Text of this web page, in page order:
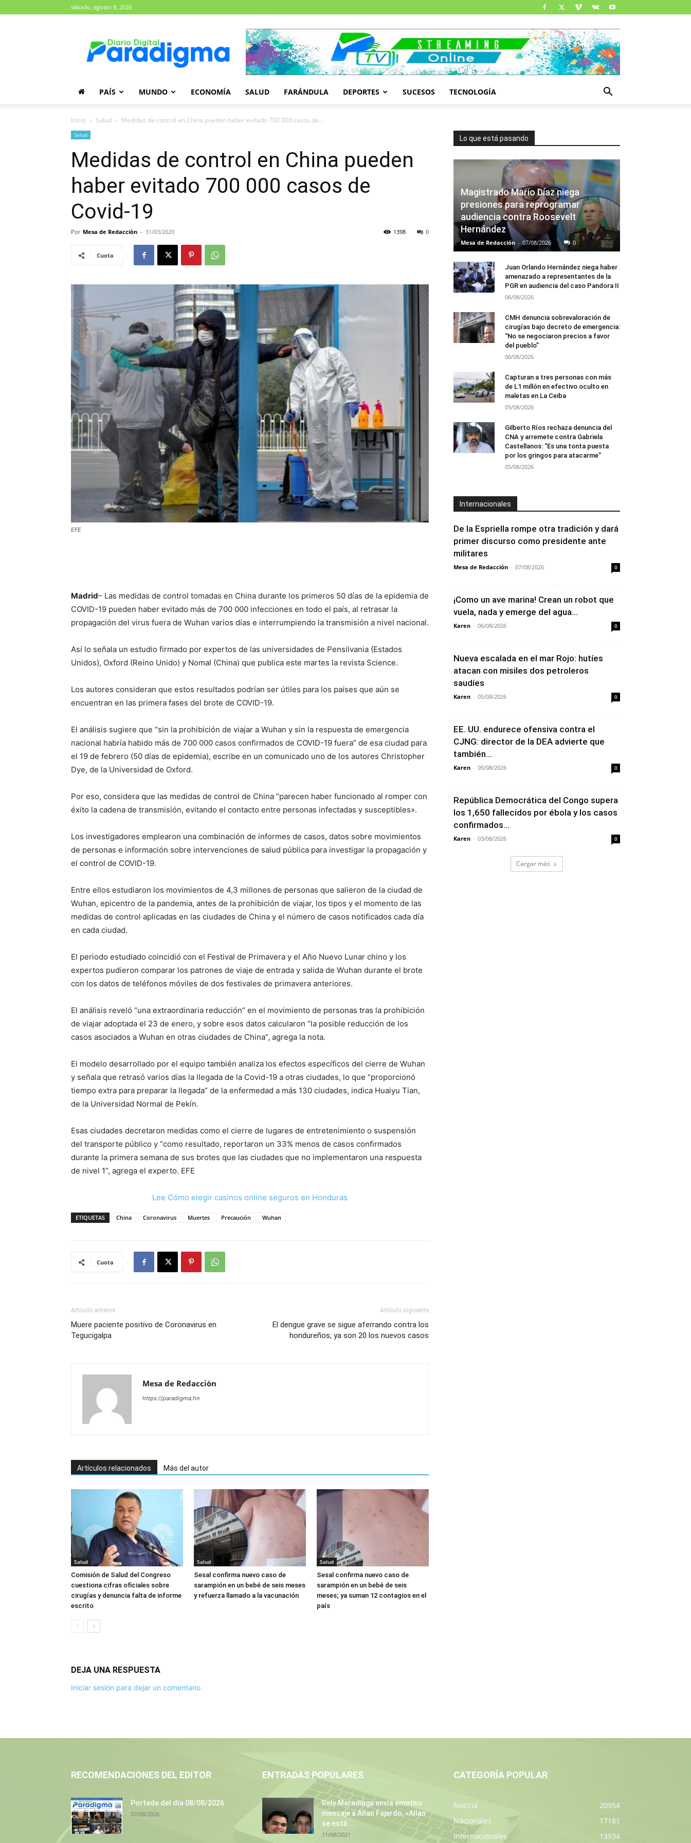
sábado, agosto 8, 2026
Paradigma
PAÍS MUNDO ECONOMÍA SALUD FARÁNDULA DEPORTES SUCESOS TECNOLOGÍA
Inicio Salud Medidas de control en China pueden haber evitado 700 000 casos de...
Salud
Medidas de control en China pueden
haber evitado 700 000 casos de
Covid-19
Por Mesa de Redacciòn - 31/03/2020 0
1398
Cuota
EFE
Madrid– Las medidas de control tomadas en China durante los primeros 50 días de la epidemia de
COVID-19 pueden haber evitado más de 700 000 infecciones en todo el país, al retrasar la
propagación del virus fuera de Wuhan varios días e interrumpiendo la transmisión a nivel nacional.
Así lo señala un estudio firmado por expertos de las universidades de Pensilvania (Estados
Unidos), Oxford (Reino Unido) y Nomal (China) que publica este martes la revista Science.
Los autores consideran que estos resultados podrían ser útiles para los países que aún se
encuentran en las primera fases del brote de COVID-19.
El análisis sugiere que “sin la prohibición de viajar a Wuhan y sin la respuesta de emergencia
nacional habría habido más de 700 000 casos confirmados de COVID-19 fuera” de esa ciudad para
el 19 de febrero (50 días de epidemia), escribe en un comunicado uno de los autores Christopher
Dye, de la Universidad de Oxford.
Por eso, considera que las medidas de control de China “parecen haber funcionado al romper con
éxito la cadena de transmisión, evitando el contacto entre personas infectadas y susceptibles».
Los investigadores emplearon una combinación de informes de casos, datos sobre movimientos
de personas e información sobre intervenciones de salud pública para investigar la propagación y
el control de COVID-19.
Entre ellos estudiaron los movimientos de 4,3 millones de personas que salieron de la ciudad de
Wuhan, epicentro de la pandemia, antes de la prohibición de viajar, los tipos y el momento de las
medidas de control aplicadas en las ciudades de China y el número de casos notificados cada día
en cada ciudad.
El periodo estudiado coincidió con el Festival de Primavera y el Año Nuevo Lunar chino y los
expertos pudieron comparar los patrones de viaje de entrada y salida de Wuhan durante el brote
con los datos de teléfonos móviles de dos festivales de primavera anteriores.
El análisis reveló “una extraordinaria reducción” en el movimiento de personas tras la prohibición
de viajar adoptada el 23 de enero, y sobre esos datos calcularon “la posible reducción de los
casos asociados a Wuhan en otras ciudades de China”, agrega la nota.
El modelo desarrollado por el equipo también analiza los efectos específicos del cierre de Wuhan
y señala que retrasó varios días la llegada de la Covid-19 a otras ciudades, lo que “proporcionó
tiempo extra para preparar la llegada” de la enfermedad a más 130 ciudades, indica Huaiyu Tian,
de la Universidad Normal de Pekín.
Esas ciudades decretaron medidas como el cierre de lugares de entretenimiento o suspensión
del transporte público y “como resultado, reportaron un 33% menos de casos confirmados
durante la primera semana de sus brotes que las ciudades que no implementaron una respuesta
de nivel 1”, agrega el experto. EFE
Lee Cómo elegir casinos online seguros en Honduras
ETIQUETAS China Coronavirus Muertes Precaución Wuhan
Cuota
Artículo anterior
Muere paciente positivo de Coronavirus en
Tegucigalpa
Artículo siguiente
El dengue grave se sigue aferrando contra los
hondureños, ya son 20 los nuevos casos
Mesa de Redacciòn
https://paradigma.hn
Artículos relacionados Más del autor
Salud
Comisión de Salud del Congreso
cuestiona cifras oficiales sobre
cirugías y denuncia falta de informe
escrito
Salud
Sesal confirma nuevo caso de
sarampión en un bebé de seis meses
y refuerza llamado a la vacunación
Salud
Sesal confirma nuevo caso de
sarampión en un bebé de seis
meses; ya suman 12 contagios en el
país
DEJA UNA RESPUESTA
Iniciar sesión para dejar un comentario
Lo que está pasando
Magistrado Mario Díaz niega
presiones para reprogramar
audiencia contra Roosevelt
Hernández
Mesa de Redacción - 07/08/2026 0
Juan Orlando Hernández niega haber
amenazado a representantes de la
PGR en audiencia del caso Pandora II
06/08/2026
CMH denuncia sobrevaloración de
cirugías bajo decreto de emergencia:
“No se negociaron precios a favor
del pueblo”
06/08/2026
Capturan a tres personas con más
de L1 millón en efectivo oculto en
maletas en La Ceiba
05/08/2026
Gilberto Ríos rechaza denuncia del
CNA y arremete contra Gabriela
Castellanos: “Es una tonta puesta
por los gringos para atacarme”
05/08/2026
Internacionales
De la Espriella rompe otra tradición y dará
primer discurso como presidente ante
militares
Mesa de Redacción - 07/08/2026 0
¡Como un ave marina! Crean un robot que
vuela, nada y emerge del agua...
Karen - 06/08/2026 0
Nueva escalada en el mar Rojo: hutíes
atacan con misiles dos petroleros
saudíes
Karen - 05/08/2026 0
EE. UU. endurece ofensiva contra el
CJNG: director de la DEA advierte que
también...
Karen - 05/08/2026 0
República Democrática del Congo supera
los 1,650 fallecidos por ébola y los casos
confirmados...
Karen - 03/08/2026 0
Cargar más
RECOMENDACIONES DEL EDITOR
Portada del día 08/08/2026
07/08/2026
ENTRADAS POPULARES
Rely Maradiaga envía emotivo
mensaje a Allan Fajardo, «Allan
se está...
11/08/2021
CATEGORÍA POPULAR
Noticia
20954
Nacionales
17181
Internacionales
13934